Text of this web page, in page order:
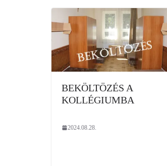
BEKÖLTÖZÉS A
KOLLÉGIUMBA
2024.08.28.